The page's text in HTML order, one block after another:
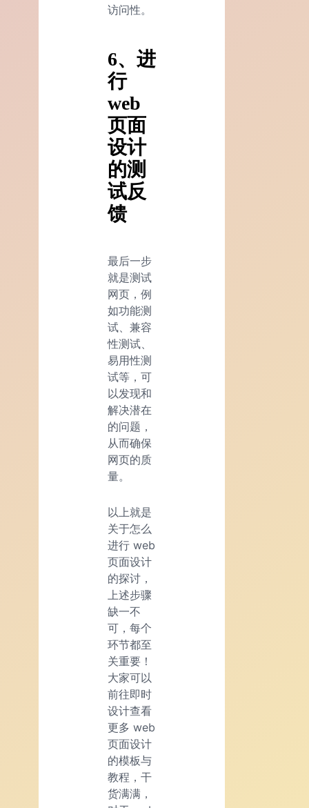
访问性。
6、进
行
web
页面
设计
的测
试反
馈
最后一步
就是测试
网页，例
如功能测
试、兼容
性测试、
易用性测
试等，可
以发现和
解决潜在
的问题，
从而确保
网页的质
量。
以上就是
关于怎么
进行 web
页面设计
的探讨，
上述步骤
缺一不
可，每个
环节都至
关重要！
大家可以
前往即时
设计查看
更多 web
页面设计
的模板与
教程，干
货满满，